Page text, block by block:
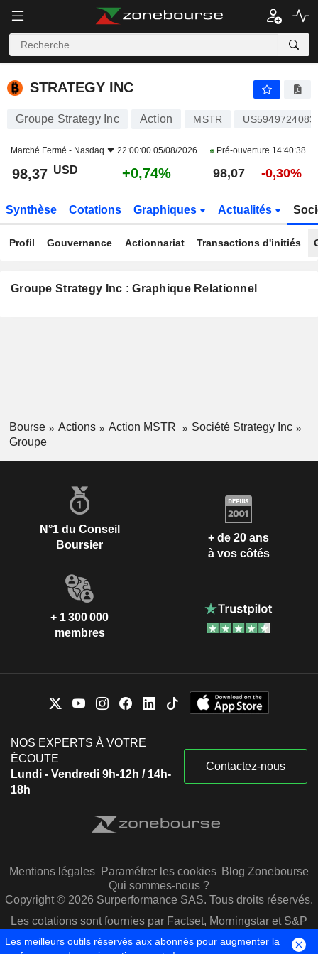
STRATEGY INC
STRATEGY INC
Groupe Strategy Inc Action MSTR US5949724083
Marché Fermé - Nasdaq 22:00:00 05/08/2026 Pré-ouverture 14:40:38
98,37 USD +0,74% 98,07 -0,30%
Synthèse Cotations Graphiques Actualités
Profil Gouvernance Actionnariat Transactions d'initiés
Groupe Strategy Inc : Graphique Relationnel
Bourse Actions Action MSTR
Société Strategy Inc
Groupe
N°1 du Conseil
Boursier
+ de 20 ans
à vos côtés
+ 1 300 000
membres
NOS EXPERTS À VOTRE
ÉCOUTE
Lundi - Vendredi 9h-12h / 14h-
18h
Contactez-nous
Mentions légales Paramétrer les cookies Blog Zonebourse
Qui sommes-nous ?
Copyright © 2026 Surperformance SAS. Tous droits réservés.
Les cotations sont fournies par Factset, Morningstar et S&P
Capital IQ
Les meilleurs outils réservés aux abonnés pour augmenter la